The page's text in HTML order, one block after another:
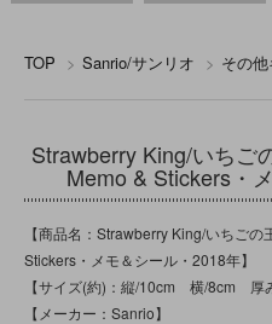
TOP > Sanrio/サンリオ > その
Strawberry King/いちご
Memo & Stickers・
【商品名：Strawberry King/いちご
Stickers・メモ＆シール・2018年】
【サイズ(約)：縦/10cm 横/8cm 厚
【メーカー：Sanrio】